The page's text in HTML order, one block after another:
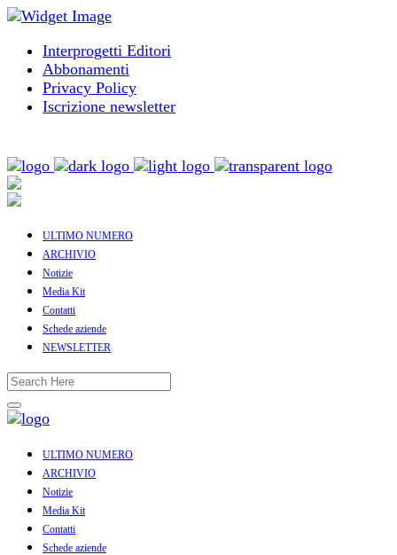
Interprogetti Editori
Abbonamenti
Privacy Policy
Iscrizione newsletter
ULTIMO NUMERO
ARCHIVIO
Notizie
Media Kit
Contatti
Schede aziende
NEWSLETTER
ULTIMO NUMERO
ARCHIVIO
Notizie
Media Kit
Contatti
Schede aziende